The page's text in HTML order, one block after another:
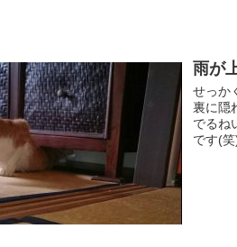
雨が
せっか
裏に隠
でるね
です(笑